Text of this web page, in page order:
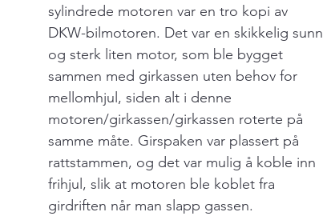
sylindrede motoren var en tro kopi av
DKW-bilmotoren. Det var en skikkelig sunn
og sterk liten motor, som ble bygget
sammen med girkassen uten behov for
mellomhjul, siden alt i denne
motoren/girkassen/girkassen roterte på
samme måte. Girspaken var plassert på
rattstammen, og det var mulig å koble inn
frihjul, slik at motoren ble koblet fra
girdriften når man slapp gassen.